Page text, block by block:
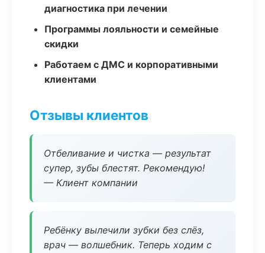
диагностика при лечении
Программы лояльности и семейные
скидки
Работаем с ДМС и корпоративными
клиентами
Отзывы клиентов
Отбеливание и чистка — результат
супер, зубы блестят. Рекомендую!
— Клиент компании
Ребёнку вылечили зубки без слёз,
врач — волшебник. Теперь ходим с